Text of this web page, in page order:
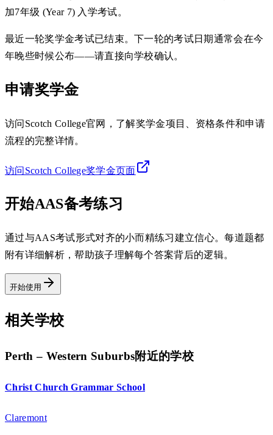
加7年级 (Year 7) 入学考试。
最近一轮奖学金考试已结束。下一轮的考试日期通常会在今
年晚些时候公布——请直接向学校确认。
申请奖学金
访问Scotch College官网，了解奖学金项目、资格条件和申请
流程的完整详情。
访问Scotch College奖学金页面
开始AAS备考练习
通过与AAS考试形式对齐的小而精练习建立信心。每道题都
附有详细解析，帮助孩子理解每个答案背后的逻辑。
开始使用
相关学校
Perth – Western Suburbs附近的学校
Christ Church Grammar School
Claremont